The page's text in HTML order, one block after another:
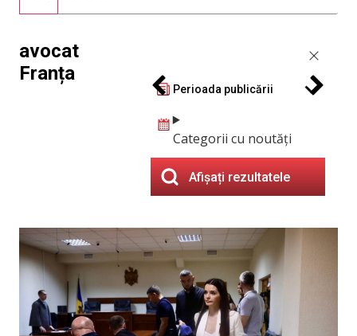
avocat
Franța
Perioada publicării
Categorii cu noutăți
Afișați rezultatele